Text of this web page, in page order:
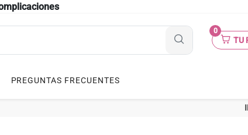
0
TU
PREGUNTAS FRECUENTES